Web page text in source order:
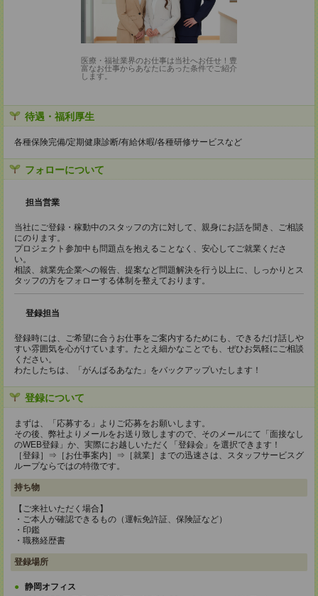
医療・福祉業界のお仕事は当社へお任せ！豊
富なお仕事からあなたにあった条件でご紹介
します。
待遇・福利厚生
各種保険完備/定期健康診断/有給休暇/各種研修サービスなど
フォローについて
担当営業
当社にご登録・稼動中のスタッフの方に対して、親身にお話を聞き、ご相談
にのります。
プロジェクト参加中も問題点を抱えることなく、安心してご就業くださ
い。
相談、就業先企業への報告、提案など問題解決を行う以上に、しっかりとス
タッフの方をフォローする体制を整えております。
登録担当
登録時には、ご希望に合うお仕事をご案内するためにも、できるだけ話しや
すい雰囲気を心がけています。たとえ細かなことでも、ぜひお気軽にご相談
ください。
わたしたちは、「がんばるあなた」をバックアップいたします！
登録について
まずは、「応募する」よりご応募をお願いします。
その後、弊社よりメールをお送り致しますので、そのメールにて「面接なし
のWEB登録」か、実際にお越しいただく「登録会」を選択できます！
［登録］⇒［お仕事案内］⇒［就業］までの迅速さは、スタッフサービスグ
ループならではの特徴です。
持ち物
【ご来社いただく場合】
・ご本人が確認できるもの（運転免許証、保険証など）
・印鑑
・職務経歴書
登録場所
静岡オフィス